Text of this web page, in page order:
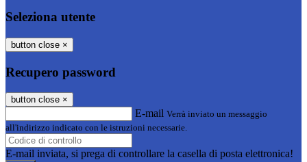
Seleziona utente
button close ×
Recupero password
button close ×
E-mail Verrà inviato un messaggio
all'indirizzo indicato con le istruzioni necessarie.
E-mail inviata, si prega di controllare la casella di posta elettronica!